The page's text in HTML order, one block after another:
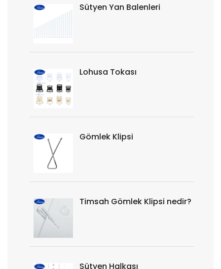
Sütyen Yan Balenleri
Lohusa Tokası
Gömlek Klipsi
Timsah Gömlek Klipsi nedir?
Sütyen Halkası